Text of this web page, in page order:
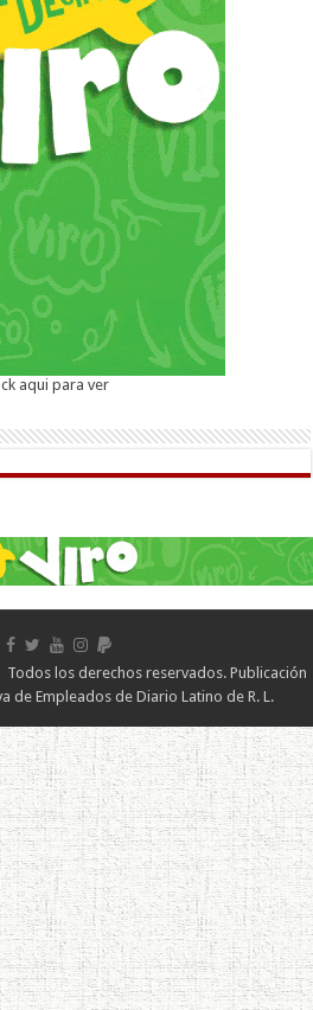
aqui para ver
los derechos reservados. Publicación
de Empleados de Diario Latino de R. L.